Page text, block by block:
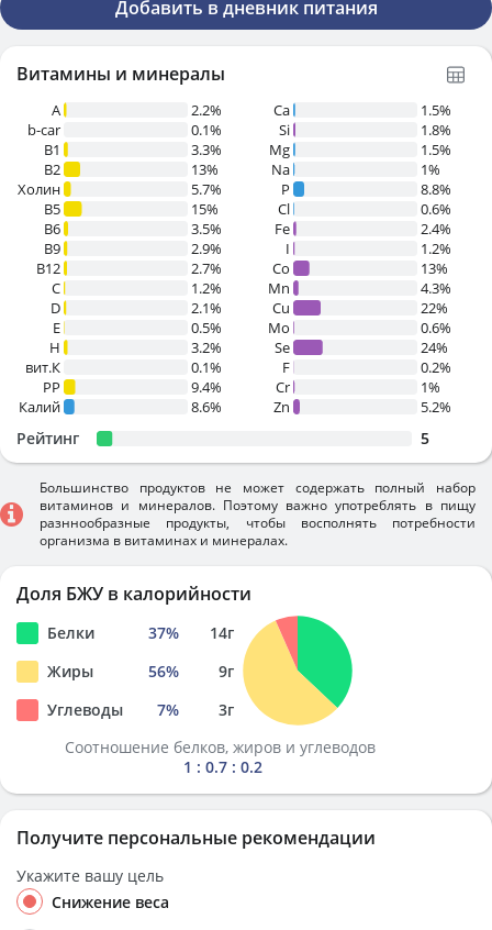
Добавить в дневник питания
Витамины и минералы
A
2.2%
b-car
0.1%
В1
3.3%
B2
13%
Холин
5.7%
B5
15%
B6
3.5%
B9
2.9%
B12
2.7%
C
1.2%
D
2.1%
E
0.5%
H
3.2%
вит.К
0.1%
PP
9.4%
Калий
8.6%
Ca
1.5%
Si
1.8%
Mg
1.5%
Na
1%
P
8.8%
Cl
0.6%
Fe
2.4%
I
1.2%
Co
13%
Mn
4.3%
Cu
22%
Mo
0.6%
Se
24%
F
0.2%
Cr
1%
Zn
5.2%
Рейтинг 5
Большинство продуктов не может содержать полный набор
витаминов и минералов. Поэтому важно употреблять в пищу
разннообразные продукты, чтобы восполнять потребности
организма в витаминах и минералах.
Доля БЖУ в калорийности
Белки 37% 14г
Жиры
56% 9г
Углеводы
7% 3г
Соотношение белков, жиров и углеводов
1 : 0.7 : 0.2
Получите персональные рекомендации
Укажите вашу цель
Снижение веса